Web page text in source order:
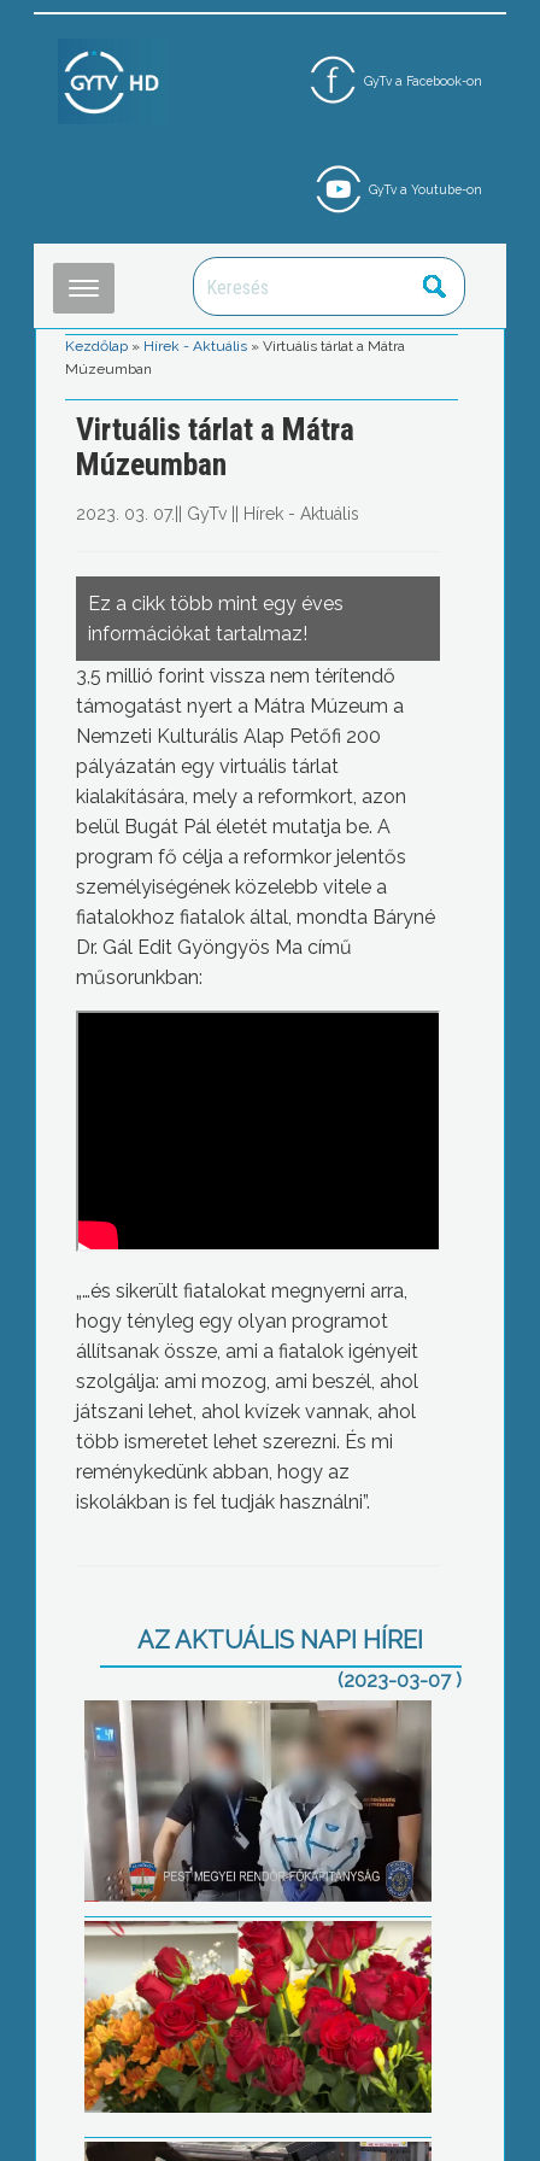
GyTv a Facebook-on
GyTv a Youtube-on
Kezdőlap » Hírek - Aktuális »Virtuális tárlat a Mátra
Múzeumban
Virtuális tárlat a Mátra
Múzeumban
2023. 03. 07. GyTv|| Hírek - Aktuális
Ez a cikk több mint egy éves
információkat tartalmaz!
3,5 millió forint vissza nem térítendő
támogatást nyert a Mátra Múzeum a
Nemzeti Kulturális Alap Petőfi 200
pályázatán egy virtuális tárlat
kialakítására, mely a reformkort, azon
belül Bugát Pál életét mutatja be. A
program fő célja a reformkor jelentős
személyiségének közelebb vitele a
fiatalokhoz fiatalok által, mondta Báryné
Dr. Gál Edit Gyöngyös Ma című
műsorunkban:
„…és sikerült fiatalokat megnyerni arra,
hogy tényleg egy olyan programot
állítsanak össze, ami a fiatalok igényeit
szolgálja: ami mozog, ami beszél, ahol
játszani lehet, ahol kvízek vannak, ahol
több ismeretet lehet szerezni. És mi
reménykedünk abban, hogy az
iskolákban is fel tudják használni”.
AZ AKTUÁLIS NAPI HÍREI
(2023-03-07 )
Nőnapi virágözön
Csökkent a munkahelyi balesetek
száma